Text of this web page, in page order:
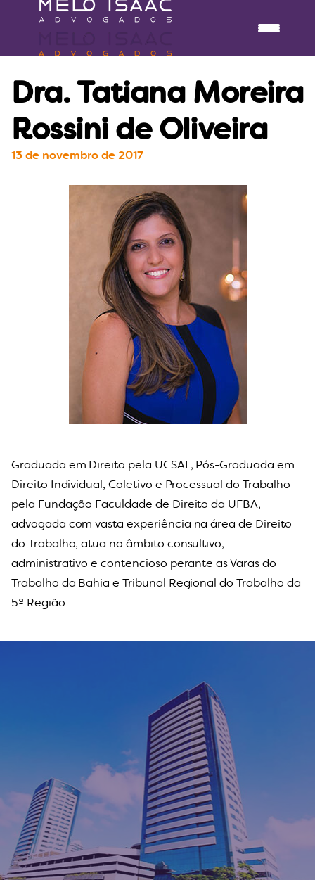
Dra. Tatiana Moreira
Rossini de Oliveira
13 de novembro de 2017
Graduada em Direito pela UCSAL, Pós-Graduada em
Direito Individual, Coletivo e Processual do Trabalho
pela Fundação Faculdade de Direito da UFBA,
advogada com vasta experiência na área de Direito
do Trabalho, atua no âmbito consultivo,
administrativo e contencioso perante as Varas do
Trabalho da Bahia e Tribunal Regional do Trabalho da
5ª Região.